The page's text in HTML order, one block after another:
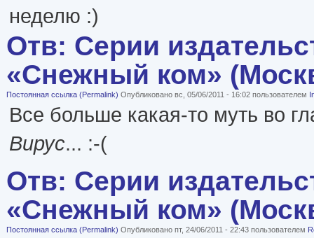
неделю :)
Отв: Серии
«Снежный ком»
Постоянная ссылка (Permalink) Опубликовано вс, 05/06/2011 - 16:02 пользователем
Все больше какая-то муть во
Вирус... :-(
Отв: Серии
«Снежный ком»
Постоянная ссылка (Permalink) Опубликовано пт, 24/06/2011 - 22:43 пользователем